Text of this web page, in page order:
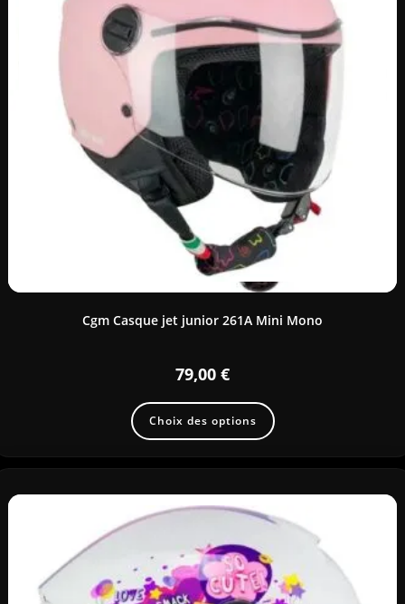
Cgm Casque jet junior 261A Mini Mono
79,00 €
Choix des options